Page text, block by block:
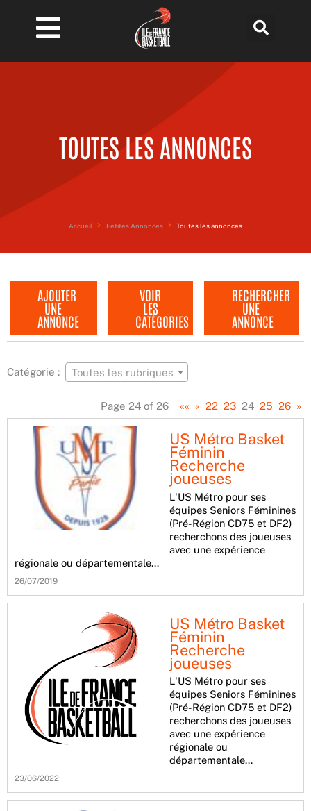
contenu
TOUTES LES ANNONCES
Accueil Petites Annonces Toutes les annonces
AJOUTER
UNE
ANNONCE
VOIR
LES
CATÉGORIES
RECHERCHER
UNE
ANNONCE
Catégorie : Toutes les rubriques
Page 24 of 26 «« « 22 23 24 25 26 »
US Métro Basket
Féminin
Recherche
joueuses
L'US Métro pour ses
équipes Seniors Féminines
(Pré-Région CD75 et DF2)
recherchons des joueuses
avec une expérience
régionale ou départementale…
26/07/2019
US Métro Basket
Féminin
Recherche
joueuses
L'US Métro pour ses
équipes Seniors Féminines
(Pré-Région CD75 et DF2)
recherchons des joueuses
avec une expérience
régionale ou
départementale…
23/06/2022